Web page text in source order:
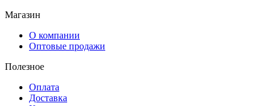
Магазин
О компании
Оптовые продажи
Полезное
Оплата
Доставка